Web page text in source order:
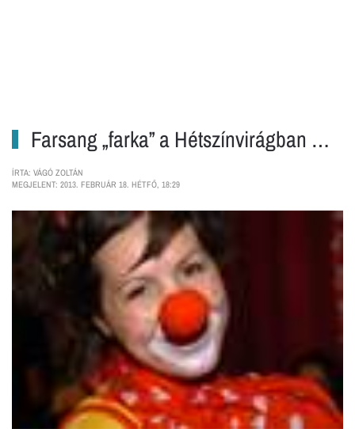
Farsang „farka” a Hétszínvirágban …
ÍRTA: VÁGÓ ZOLTÁN
MEGJELENT: 2013. FEBRUÁR 18. HÉTFŐ, 18:29